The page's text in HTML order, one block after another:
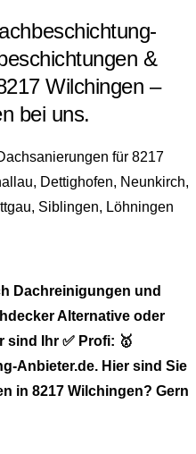
&
Wilchingen –
bei uns.
Dachreinigungen und
Alternative oder
Ihr ✅ Profi: 🥇
Anbieter.de. Hier sind Sie
in 8217 Wilchingen? Gern